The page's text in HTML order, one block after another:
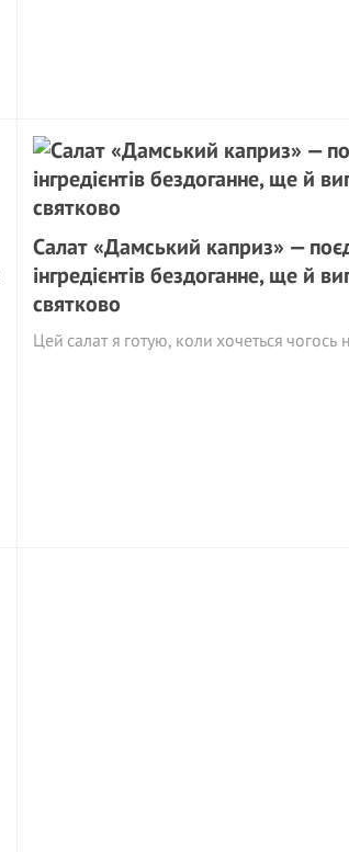
Салат «Дамський каприз» —
інгредієнтів бездоганне, ще й
святково
Цей салат я готую, коли хочеться чогось